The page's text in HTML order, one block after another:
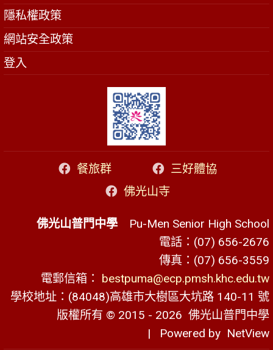
隱私權政策
網站安全政策
登入
餐旅群
三好體協
佛光山寺
佛光山普門中學 Pu-Men Senior High School
電話：(07) 656-2676
傳真：(07) 656-3559
電郵信箱： bestpuma@ecp.pmsh.khc.edu.tw
學校地址：(84048)高雄市大樹區大坑路 140-11 號
版權所有 © 2015 - 2026 佛光山普門中學
| Powered by NetView